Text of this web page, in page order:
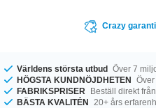
Crazy
Världens största utbud Över 7
HÖGSTA KUNDNÖJDHETEN
FABRIKSPRISER
Beställ direkt
BÄSTA KVALITÉN
20+ års